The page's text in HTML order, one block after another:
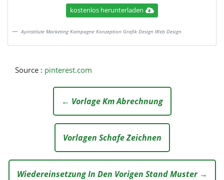
kostenlos herunterladen
Ayinstitute Marketing Kampagne Konzeption Grafik Design Web Design
Source : pinterest.com
← Vorlage Km Abrechnung
Vorlagen Schafe Zeichnen
Wiedereinsetzung In Den Vorigen Stand Muster →